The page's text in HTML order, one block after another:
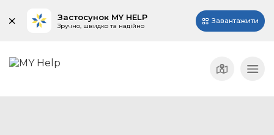
Застосунок MY HELP
Зручно, швидко та надійно
Завантажити